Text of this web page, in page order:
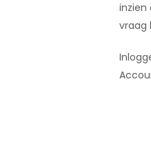
inzien
vraag